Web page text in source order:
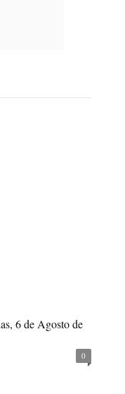
6 de Agosto de
0